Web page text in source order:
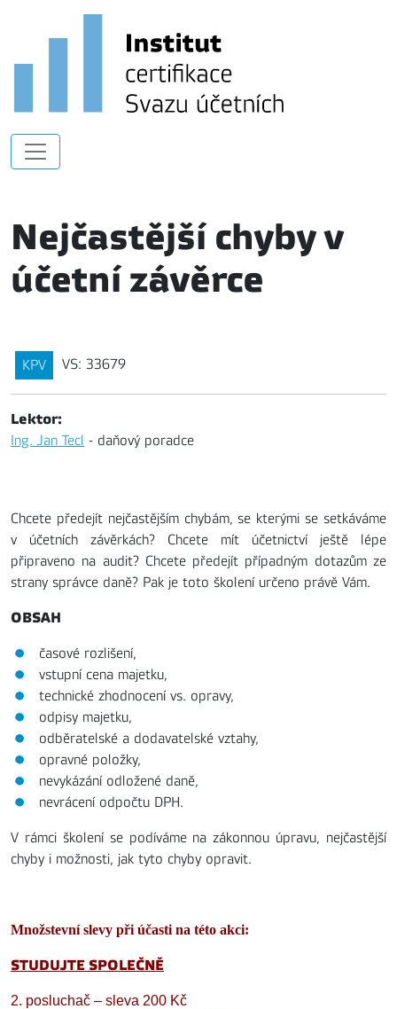
Nejčastější chyby v
účetní závěrce
KPV VS: 33679
Lektor:
Ing. Jan Tecl - daňový poradce
Chcete předejít nejčastějším chybám, se kterými se setkáváme
v účetních závěrkách? Chcete mít účetnictví ještě lépe
připraveno na audit? Chcete předejít případným dotazům ze
strany správce daně? Pak je toto školení určeno právě Vám.
OBSAH
časové rozlišení,
vstupní cena majetku,
technické zhodnocení vs. opravy,
odpisy majetku,
odběratelské a dodavatelské vztahy,
opravné položky,
nevykázání odložené daně,
nevrácení odpočtu DPH.
V rámci školení se podíváme na zákonnou úpravu, nejčastější
chyby i možnosti, jak tyto chyby opravit.
Množstevní slevy při účasti na této akci:
STUDUJTE SPOLEČNĚ
2. posluchač – sleva 200 Kč